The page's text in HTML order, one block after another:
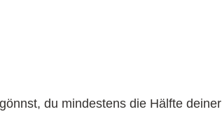
du mindestens die Hälfte deiner